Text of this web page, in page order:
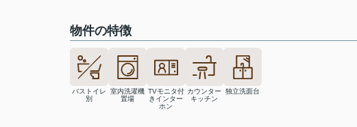
物件の特徴
バストイレ
別
室内洗濯機
置場
TVモニタ付
きインター
ホン
カウンター
キッチン
独立洗面台